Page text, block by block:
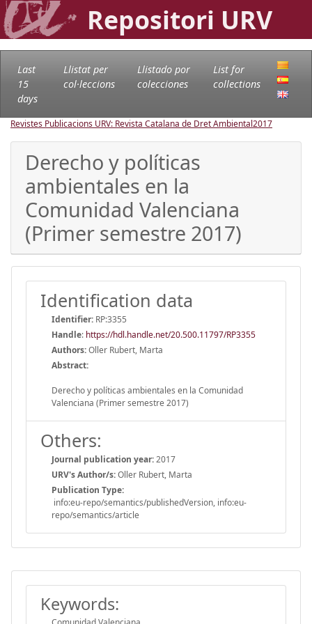
Repositori URV
Last
15
days
Llistat per
col·leccions
Llistado por
colecciones
List for
collections
Revistes Publicacions URV: Revista Catalana de Dret Ambiental2017
Derecho y políticas
ambientales en la
Comunidad Valenciana
(Primer semestre 2017)
Identification data
Identifier: RP:3355
Handle: https://hdl.handle.net/20.500.11797/RP3355
Authors:Oller Rubert, Marta
Abstract:
Derecho y políticas ambientales en la Comunidad
Valenciana (Primer semestre 2017)
Others:
Journal publication year:2017
URV's Author/s:Oller Rubert, Marta
Publication Type:
info:eu-repo/semantics/publishedVersion, info:eu-
repo/semantics/article
Keywords: